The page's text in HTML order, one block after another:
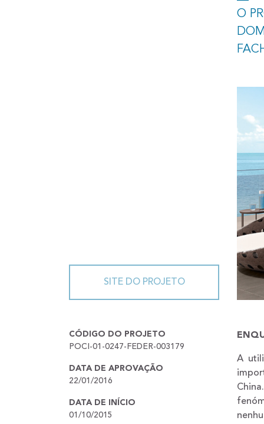
O
SITE DO PROJETO
CÓDIGO DO PROJETO
POCI-01-0247-FEDER-003179
DATA DE APROVAÇÃO
22/01/2016
DATA DE INÍCIO
01/10/2015
A